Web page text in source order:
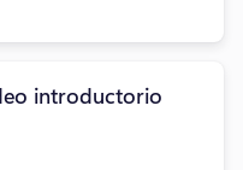
introductorio